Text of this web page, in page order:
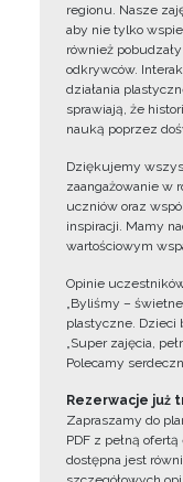
regionu. Nasze
aby nie tylko
również
odkrywców.
działania
sprawiają, że
nauką poprzez
Dziękujemy
zaangażowanie w
uczniów oraz
inspiracji. Mamy
wartościowym
Opinie
„Byliśmy –
plastyczne. Dzieci
„Super zajęcia,
Polecamy
Rezerwacje już
Zapraszamy do
PDF z pełną
dostępna jest